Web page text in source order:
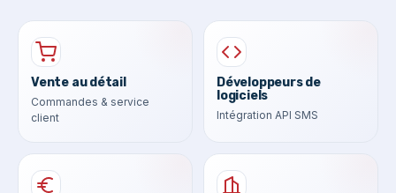
Vente au détail
Commandes & service
client
Développeurs de
logiciels
Intégration API SMS